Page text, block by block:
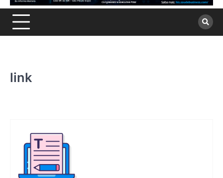
link